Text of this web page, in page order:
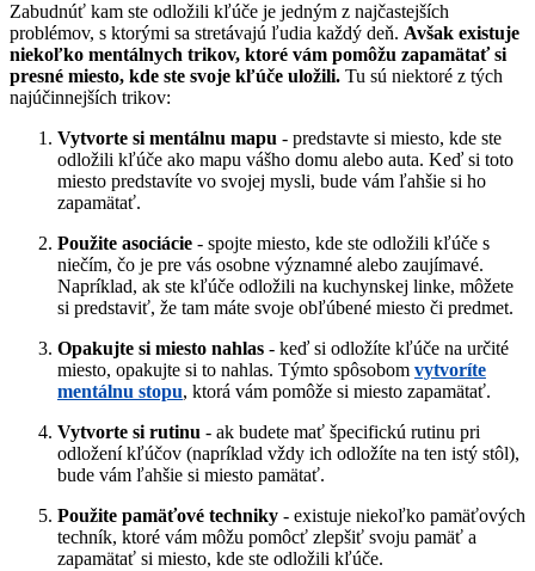
Zabudnúť kam ste odložili kľúče je jedným z najčastejších
problémov, s ktorými sa stretávajú ľudia každý deň. Avšak existuje
niekoľko mentálnych trikov, ktoré vám pomôžu zapamätať si
presné miesto, kde ste svoje kľúče uložili. Tu sú niektoré z tých
najúčinnejších trikov:
Vytvorte si mentálnu mapu - predstavte si miesto, kde ste
odložili kľúče ako mapu vášho domu alebo auta. Keď si toto
miesto predstavíte vo svojej mysli, bude vám ľahšie si ho
zapamätať.
Použite asociácie - spojte miesto, kde ste odložili kľúče s
niečím, čo je pre vás osobne významné alebo zaujímavé.
Napríklad, ak ste kľúče odložili na kuchynskej linke, môžete
si predstaviť, že tam máte svoje obľúbené miesto či predmet.
Opakujte si miesto nahlas - keď si odložíte kľúče na určité
miesto, opakujte si to nahlas. Týmto spôsobom vytvoríte
mentálnu stopu, ktorá vám pomôže si miesto zapamätať.
Vytvorte si rutinu - ak budete mať špecifickú rutinu pri
odložení kľúčov (napríklad vždy ich odložíte na ten istý stôl),
bude vám ľahšie si miesto pamätať.
Použite pamäťové techniky - existuje niekoľko pamäťových
techník, ktoré vám môžu pomôcť zlepšiť svoju pamäť a
zapamätať si miesto, kde ste odložili kľúče.